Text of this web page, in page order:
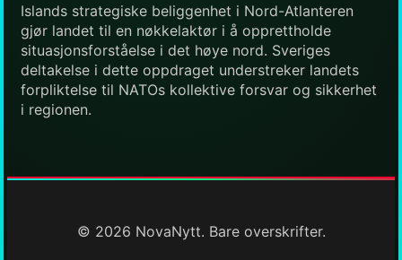
Islands strategiske beliggenhet i Nord-Atlanteren
gjør landet til en nøkkelaktør i å opprettholde
situasjonsforståelse i det høye nord. Sveriges
deltakelse i dette oppdraget understreker landets
forpliktelse til NATOs kollektive forsvar og sikkerhet
i regionen.
© 2026 NovaNytt. Bare overskrifter.